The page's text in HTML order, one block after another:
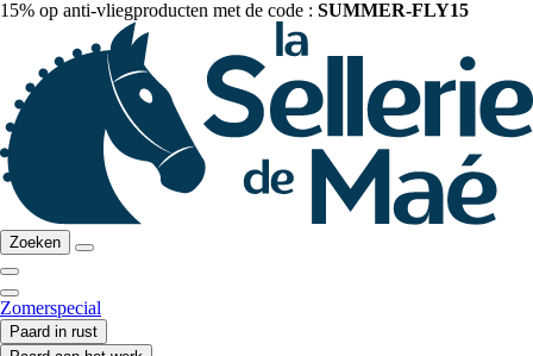
15% op anti-vliegproducten met de code : SUMMER-FLY15
Zoeken
Zomerspecial
Paard in rust